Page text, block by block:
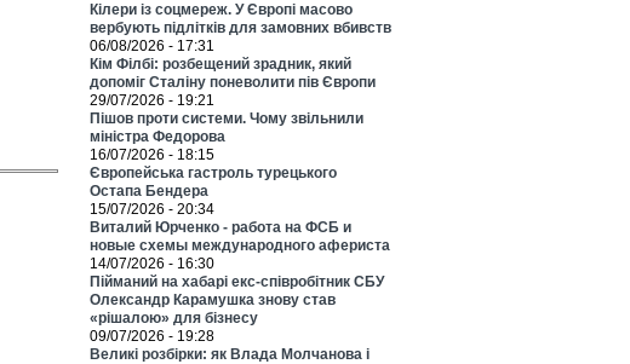
Кілери із соцмереж. У Європі масово
вербують підлітків для замовних вбивств
06/08/2026 - 17:31
Кім Філбі: розбещений зрадник, який
допоміг Сталіну поневолити пів Європи
29/07/2026 - 19:21
Пішов проти системи. Чому звільнили
міністра Федорова
16/07/2026 - 18:15
Європейська гастроль турецького
Остапа Бендера
15/07/2026 - 20:34
Виталий Юрченко - работа на ФСБ и
новые схемы международного афериста
14/07/2026 - 16:30
Пійманий на хабарі екс-співробітник СБУ
Олександр Карамушка знову став
«рішалою» для бізнесу
09/07/2026 - 19:28
Великі розбірки: як Влада Молчанова і